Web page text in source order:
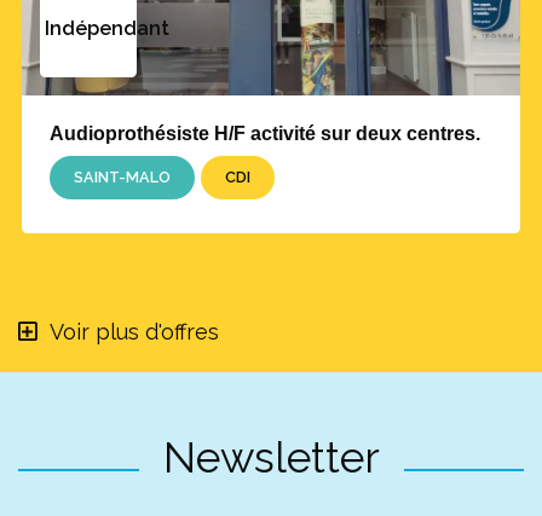
Indépendant
Audioprothésiste H/F activité sur deux centres.
SAINT-MALO CDI
Voir plus d'offres
Newsletter